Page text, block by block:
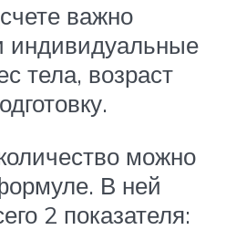
важно
индивидуальные
тела, возраст
можно
В ней
2 показателя: